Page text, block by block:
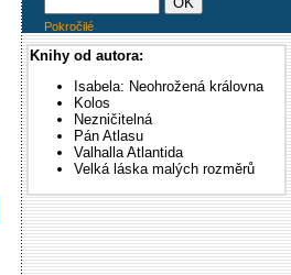
Pokročilé
Knihy od autora:
Isabela: Neohrožená královna
Kolos
Nezničitelná
Pán Atlasu
Valhalla Atlantida
Velká láska malých rozměrů